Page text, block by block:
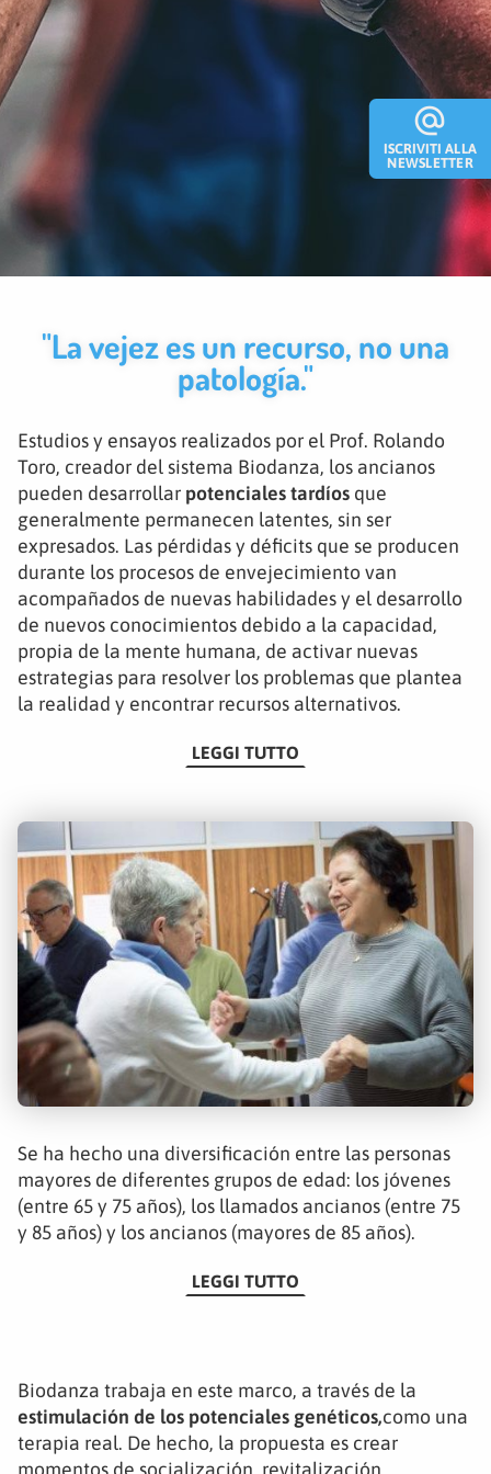
alternate_email
ISCRIVITI ALLA
NEWSLETTER
"La vejez es un recurso, no una
patología."
Estudios y ensayos realizados por el Prof. Rolando
Toro, creador del sistema Biodanza, los ancianos
pueden desarrollar potenciales tardíos que
generalmente permanecen latentes, sin ser
expresados. Las pérdidas y déficits que se producen
durante los procesos de envejecimiento van
acompañados de nuevas habilidades y el desarrollo
de nuevos conocimientos debido a la capacidad,
propia de la mente humana, de activar nuevas
estrategias para resolver los problemas que plantea
la realidad y encontrar recursos alternativos.
LEGGI TUTTO
Se ha hecho una diversificación entre las personas
mayores de diferentes grupos de edad: los jóvenes
(entre 65 y 75 años), los llamados ancianos (entre 75
y 85 años) y los ancianos (mayores de 85 años).
LEGGI TUTTO
Biodanza trabaja en este marco, a través de la
estimulación de los potenciales genéticos,como una
terapia real. De hecho, la propuesta es crear
momentos de socialización, revitalización,